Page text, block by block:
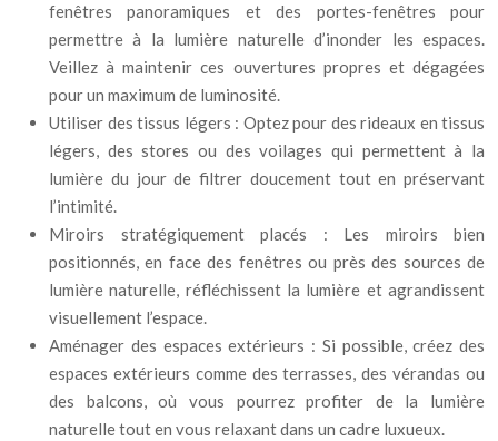
fenêtres panoramiques et des portes-fenêtres pour
permettre à la lumière naturelle d’inonder les espaces.
Veillez à maintenir ces ouvertures propres et dégagées
pour un maximum de luminosité.
Utiliser des tissus légers : Optez pour des rideaux en tissus
légers, des stores ou des voilages qui permettent à la
lumière du jour de filtrer doucement tout en préservant
l’intimité.
Miroirs stratégiquement placés : Les miroirs bien
positionnés, en face des fenêtres ou près des sources de
lumière naturelle, réfléchissent la lumière et agrandissent
visuellement l’espace.
Aménager des espaces extérieurs : Si possible, créez des
espaces extérieurs comme des terrasses, des vérandas ou
des balcons, où vous pourrez profiter de la lumière
naturelle tout en vous relaxant dans un cadre luxueux.